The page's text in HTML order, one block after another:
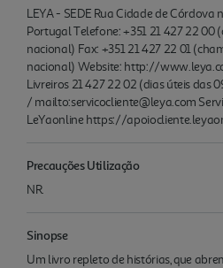
LEYA - SEDE Rua Cidade de Córdova
Portugal Telefone: +351 21 427 22 00
nacional) Fax: +351 21 427 22 01
nacional) Website: http://
Livreiros 21 427 22 02 (dias úteis das
/ mailto:servicocliente@leya.com
LeYaonline https://
Precauções Utilização
NR.
Sinopse
Um livro repleto de histórias, que